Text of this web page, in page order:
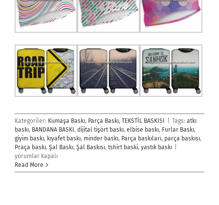
Kategoriler: Kumaşa Baskı, Parça Baskı, TEKSTİL BASKISI Tags: atkı
baskı, BANDANA BASKI , dijital tişört baskı, elbise baskı, Furlar Baskı,
giyim baskı, kıyafet baskı, minder baskı, Parça baskıları, parça baskısı,
Praça baskı, Şal Baskı, Şal Baskısı, tshirt baski, yastık baskı
yorumlar kapalı
Read More